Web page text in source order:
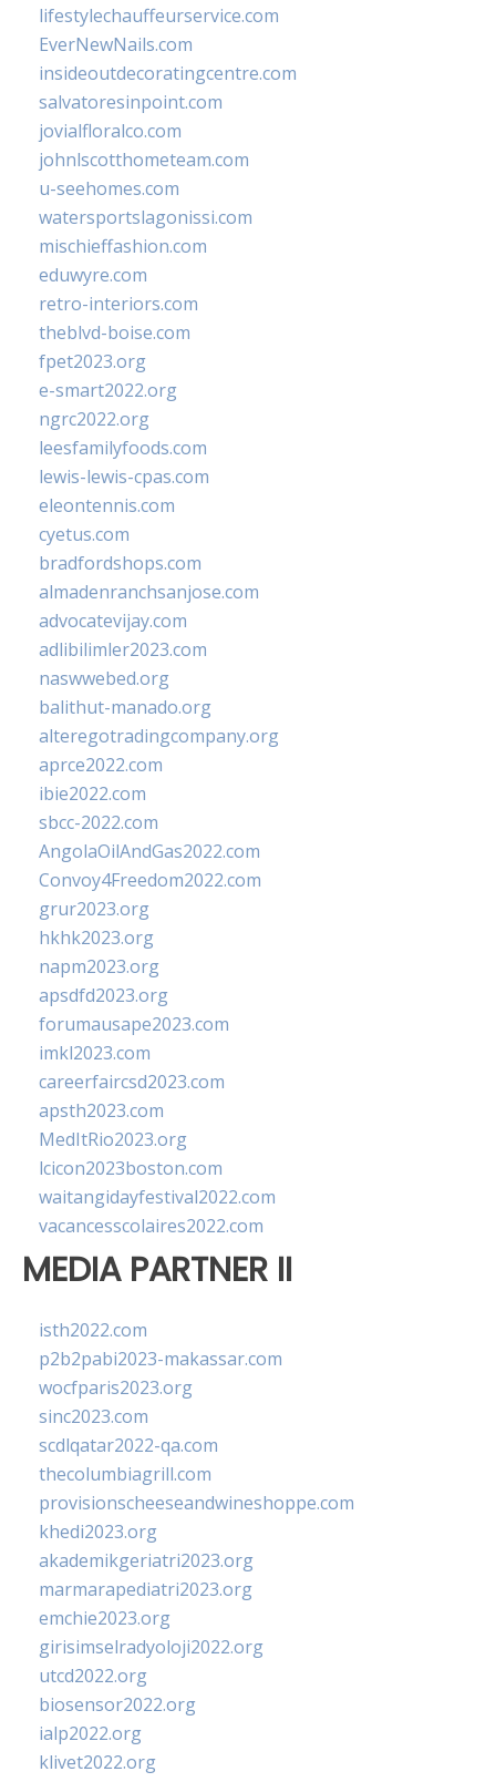
lifestylechauffeurservice.com
EverNewNails.com
insideoutdecoratingcentre.com
salvatoresinpoint.com
jovialfloralco.com
johnlscotthometeam.com
u-seehomes.com
watersportslagonissi.com
mischieffashion.com
eduwyre.com
retro-interiors.com
theblvd-boise.com
fpet2023.org
e-smart2022.org
ngrc2022.org
leesfamilyfoods.com
lewis-lewis-cpas.com
eleontennis.com
cyetus.com
bradfordshops.com
almadenranchsanjose.com
advocatevijay.com
adlibilimler2023.com
naswwebed.org
balithut-manado.org
alteregotradingcompany.org
aprce2022.com
ibie2022.com
sbcc-2022.com
AngolaOilAndGas2022.com
Convoy4Freedom2022.com
grur2023.org
hkhk2023.org
napm2023.org
apsdfd2023.org
forumausape2023.com
imkl2023.com
careerfaircsd2023.com
apsth2023.com
MedItRio2023.org
lcicon2023boston.com
waitangidayfestival2022.com
vacancesscolaires2022.com
MEDIA PARTNER II
isth2022.com
p2b2pabi2023-makassar.com
wocfparis2023.org
sinc2023.com
scdlqatar2022-qa.com
thecolumbiagrill.com
provisionscheeseandwineshoppe.com
khedi2023.org
akademikgeriatri2023.org
marmarapediatri2023.org
emchie2023.org
girisimselradyoloji2022.org
utcd2022.org
biosensor2022.org
ialp2022.org
klivet2022.org